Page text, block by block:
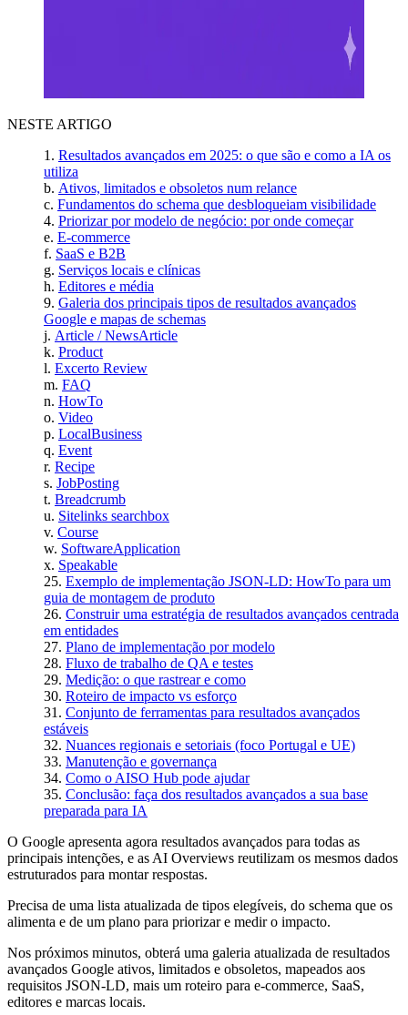
NESTE ARTIGO
Resultados avançados em 2025: o que são e como a IA os
utiliza
Ativos, limitados e obsoletos num relance
Fundamentos do schema que desbloqueiam visibilidade
Priorizar por modelo de negócio: por onde começar
E-commerce
SaaS e B2B
Serviços locais e clínicas
Editores e média
Galeria dos principais tipos de resultados avançados
Google e mapas de schemas
Article / NewsArticle
Product
Excerto Review
FAQ
HowTo
Video
LocalBusiness
Event
Recipe
JobPosting
Breadcrumb
Sitelinks searchbox
Course
SoftwareApplication
Speakable
Exemplo de implementação JSON-LD: HowTo para um
guia de montagem de produto
Construir uma estratégia de resultados avançados centrada
em entidades
Plano de implementação por modelo
Fluxo de trabalho de QA e testes
Medição: o que rastrear e como
Roteiro de impacto vs esforço
Conjunto de ferramentas para resultados avançados
estáveis
Nuances regionais e setoriais (foco Portugal e UE)
Manutenção e governança
Como o AISO Hub pode ajudar
Conclusão: faça dos resultados avançados a sua base
preparada para IA
O Google apresenta agora resultados avançados para todas as
principais intenções, e as AI Overviews reutilizam os mesmos dados
estruturados para montar respostas.
Precisa de uma lista atualizada de tipos elegíveis, do schema que os
alimenta e de um plano para priorizar e medir o impacto.
Nos próximos minutos, obterá uma galeria atualizada de resultados
avançados Google ativos, limitados e obsoletos, mapeados aos
requisitos JSON-LD, mais um roteiro para e-commerce, SaaS,
editores e marcas locais.